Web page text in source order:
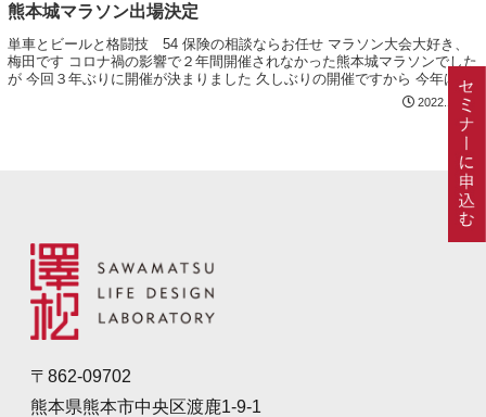
熊本城マラソン出場決定
単車とビールと格闘技 54 保険の相談ならお任せ マラソン大会大好き、
梅田です コロナ禍の影響で２年間開催されなかった熊本城マラソンでした
が 今回３年ぶりに開催が決まりました 久しぶりの開催ですから 今年は走
2022.10.12
〒862-09702
熊本県熊本市中央区渡鹿1-9-1